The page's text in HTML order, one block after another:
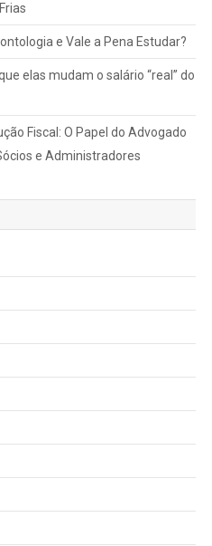
e Vale a Pena Estudar?
elas mudam o salário “real” do
Fiscal: O Papel do Advogado
e Administradores